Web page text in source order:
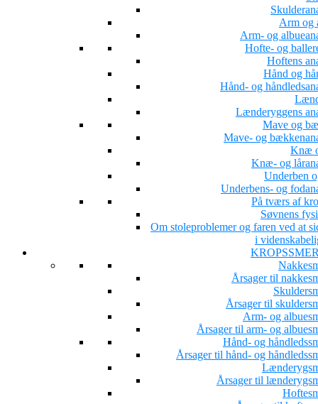
Arm og
Arm- og
Hofte- og
Hoftens
Hånd og
Hånd- og
Lænderyggens
Mave og
Mave- og
Knæ
Knæ- og
Underben
Underbens- og
På tværs af
Søvnens
Om stoleproblemer og faren ved at
i
Årsager til
Årsager til
Arm- og
Årsager til arm- og
Hånd- og
Årsager til hånd- og
Årsager til